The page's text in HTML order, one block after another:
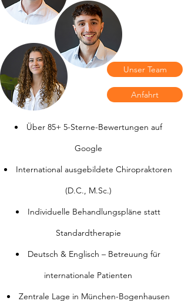
Unser Team
Anfahrt
Über 85+ 5-Sterne-Bewertungen auf
Google
International ausgebildete Chiropraktoren
(D.C., M.Sc.)
Individuelle Behandlungspläne statt
Standardtherapie
Deutsch & Englisch – Betreuung für
internationale Patienten
Zentrale Lage in München-Bogenhausen